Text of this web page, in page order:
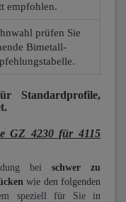
empfohlen.
prüfen Sie
Bimetall-
Standardprofile,
GZ 4230 für 4115
beischwer zu
wie den folgenden
speziell für Sie in